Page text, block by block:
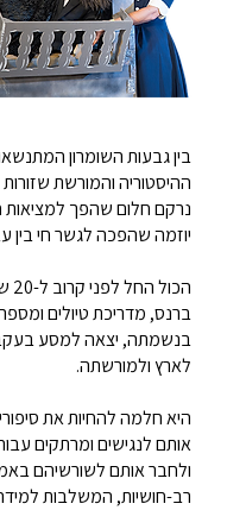
בין גבעות השומרון
ההיסטוריה והמורשת
נרקם חלום שהפך למציאות
יוזמה שהפכה לגשר חי בין
ברנס, מדריכת טיולים
בנשמתה, יצאה למסע
לארץ ולמורשתה.
היא חלמה להחיות את
אותם לנגישים ומרתקים
ולחבר אותם לשורשיהם
רב-חושיות, המשלבות